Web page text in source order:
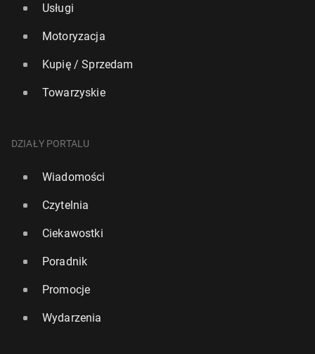
Usługi
Motoryzacja
Kupię / Sprzedam
Towarzyskie
DZIAŁY PORTALU
Wiadomości
Czytelnia
Ciekawostki
Poradnik
Promocje
Wydarzenia